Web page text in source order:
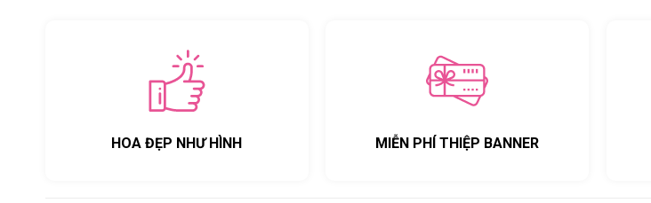
HOA ĐẸP NHƯ HÌNH MIỄN PHÍ THIỆP BANNER